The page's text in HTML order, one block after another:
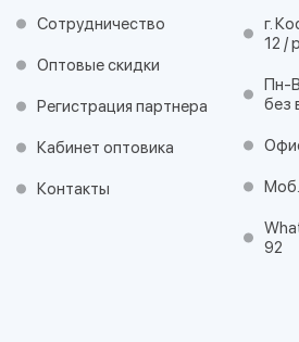
Сотрудничество
Оптовые скидки
Регистрация партнера
Кабинет оптовика
Контакты
г.
12 /
Пн-
без
92